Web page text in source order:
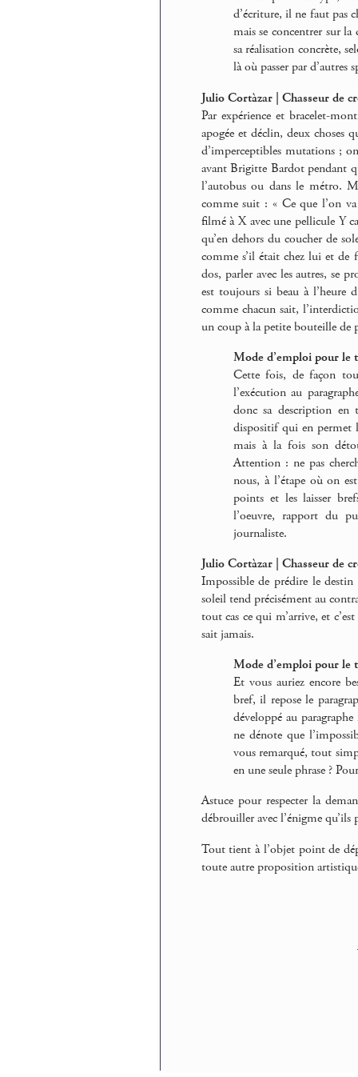
d’écriture, il ne faut pas
mais se concentrer sur
sa réalisation concrète,
là où passer par d’autres
Julio Cortàzar | Chasseur de
Par expérience et bracelet-
apogée et déclin, deux choses
d’imperceptibles mutations ;
avant Brigitte Bardot pendant
l’autobus ou dans le métro.
comme suit : « Ce que l’on
filmé à X avec une pellicule Y
qu’en dehors du coucher de
comme s’il était chez lui et de
dos, parler avec les autres, se
est toujours si beau à l’heure
comme chacun sait,
un coup à la petite bouteille de
Mode d’emploi pour le
Cette fois, de façon
l’exécution au
donc sa description en
dispositif qui en permet
mais à la fois son
Attention : ne pas
nous, à l’étape où on
points et les laisser
l’oeuvre, rapport du
journaliste.
Julio Cortàzar | Chasseur de
Impossible de prédire le
soleil tend précisément au
tout cas ce qui m’arrive, et
sait jamais.
Mode d’emploi pour le
Et vous auriez encore
bref, il repose le
développé au
ne dénote que
vous remarqué, tout
en une seule phrase ?
Astuce pour respecter la
débrouiller avec l’énigme
Tout tient à l’objet point de
toute autre proposition